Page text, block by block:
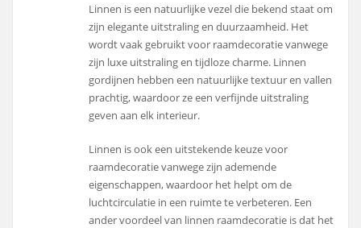
Linnen is een natuurlijke vezel die bekend staat om
zijn elegante uitstraling en duurzaamheid. Het
wordt vaak gebruikt voor raamdecoratie vanwege
zijn luxe uitstraling en tijdloze charme. Linnen
gordijnen hebben een natuurlijke textuur en vallen
prachtig, waardoor ze een verfijnde uitstraling
geven aan elk interieur.
Linnen is ook een uitstekende keuze voor
raamdecoratie vanwege zijn ademende
eigenschappen, waardoor het helpt om de
luchtcirculatie in een ruimte te verbeteren. Een
ander voordeel van linnen raamdecoratie is dat het